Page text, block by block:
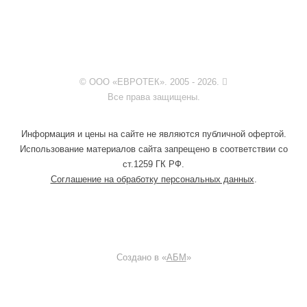
© ООО «ЕВРОТЕК». 2005 - 2026.
Все права защищены.
Информация и цены на сайте не являются публичной офертой.
Использование материалов сайта запрещено в соответствии со
ст.1259 ГК РФ.
Соглашение на обработку персональных данных.
Создано в «АБМ »